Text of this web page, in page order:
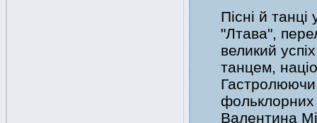
Пісні й
"Лтава",
великий
танцем,
фольклорних
Валентина